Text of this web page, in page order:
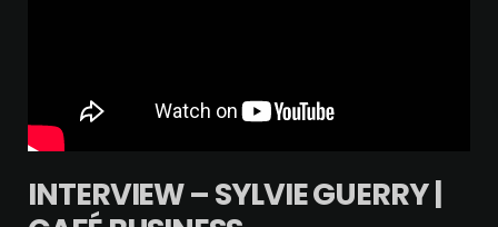
INTERVIEW – SYLVIE GUERRY |